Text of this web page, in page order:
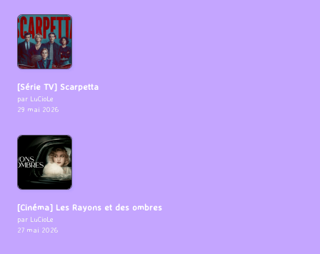
[Série TV] Scarpetta
par LuCioLe
29 mai 2026
[Cinéma] Les Rayons et des ombres
par LuCioLe
27 mai 2026